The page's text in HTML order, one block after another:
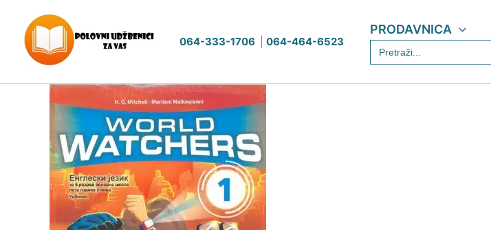
sadržaj
064-333-1706 064-464-6523
PRODAVNICA
Search
for: